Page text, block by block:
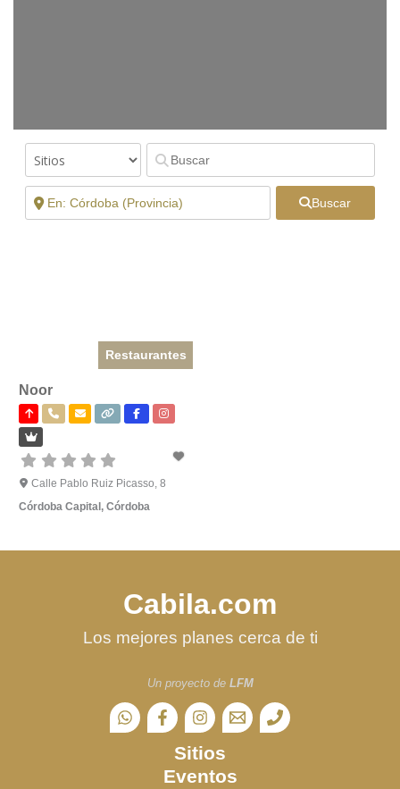
Buscar
Restaurantes
Noor
Calle Pablo Ruiz Picasso, 8
Córdoba Capital, Córdoba
Cabila.com
Los mejores planes cerca de ti
Un proyecto de LFM
Sitios
Eventos